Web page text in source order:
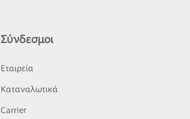
Σύνδεσμοι
Εταιρεία
Καταναλωτικά
Carrier